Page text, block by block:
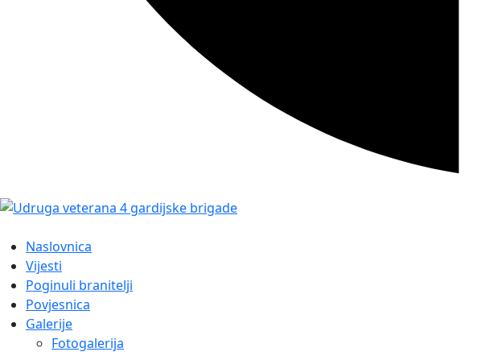
Naslovnica
Vijesti
Poginuli branitelji
Povjesnica
Galerije
Fotogalerija